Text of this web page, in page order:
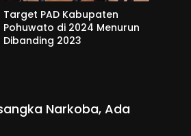
Target PAD Kabupaten
Pohuwato di 2024 Menurun
Dibanding 2023
Narkoba, Ada